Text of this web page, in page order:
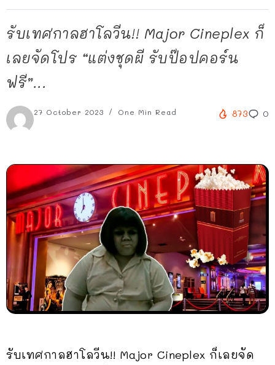
รับเทศกาลฮาโลวีน!! Major Cineplex ก็
เลยจัดโปร “แต่งชุดผี รับป๊อปคอร์น
ฟรี”...
27 October 2023 One Min Read 873 0
รับเทศกาลฮาโลวีน!! Major Cineplex ก็เลยจัด